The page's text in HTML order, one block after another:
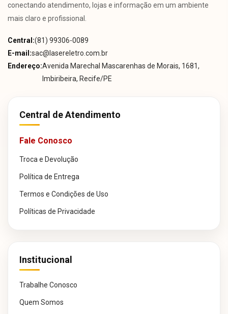
conectando atendimento, lojas e informação em um ambiente
mais claro e profissional.
Central:(81) 99306-0089
E-mail:sac@lasereletro.com.br
Endereço:Avenida Marechal Mascarenhas de Morais, 1681,
Imbiribeira, Recife/PE
Central de Atendimento
Fale Conosco
Troca e Devolução
Política de Entrega
Termos e Condições de Uso
Políticas de Privacidade
Institucional
Trabalhe Conosco
Quem Somos